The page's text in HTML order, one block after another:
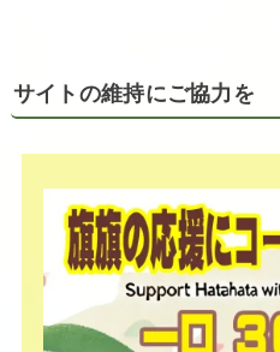
サイトの維持にご協力を